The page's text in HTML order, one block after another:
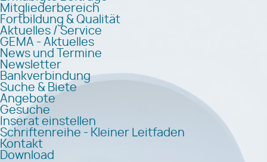
Mitgliederbereich
Fortbildung & Qualität
Aktuelles / Service
GEMA - Aktuelles
News und Termine
Newsletter
Bankverbindung
Suche & Biete
Angebote
Gesuche
Inserat einstellen
Schriftenreihe - Kleiner Leitfaden
Kontakt
Download